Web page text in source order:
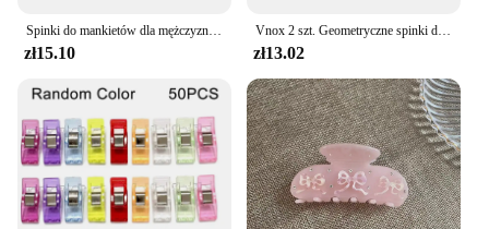
Spinki do mankietów dla mężczyzn XK22S014 moda spersonalizowane wykwintne kryształowe złote okrągłe guziki formalna koszula spinki do mankietów biżuteria
zł15.10
Vnox 2 szt. Geometryczne spinki do mankietów dla mężczyzn, kwadratowe okrągłe w owalnym kształcie akcesoria do koszuli drużby, prezent na dzień ojca
zł13.02